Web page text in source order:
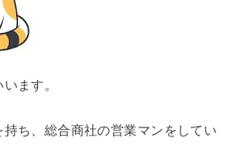
ます。
ち、総合商社の営業マンをしてい